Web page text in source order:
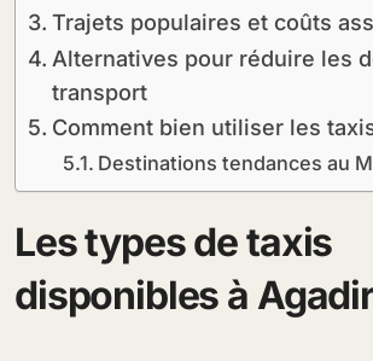
Trajets populaires et coûts
Alternatives pour réduire les
transport
Comment bien utiliser les
Destinations tendances au
Les types de taxis
disponibles à Agadir